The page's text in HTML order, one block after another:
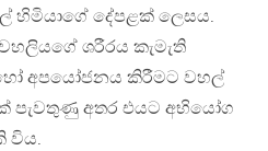
දේපළක් ලෙසය.
ශරීරය කැමැති
අපයෝජනය කිරීමට වහල්
පැවතුණු අතර එයට අභියෝග
විය.